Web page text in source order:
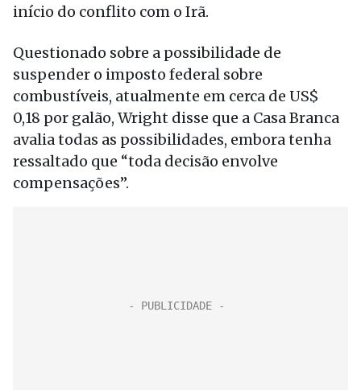
início do conflito com o Irã.
Questionado sobre a possibilidade de
suspender o imposto federal sobre
combustíveis, atualmente em cerca de US$
0,18 por galão, Wright disse que a Casa Branca
avalia todas as possibilidades, embora tenha
ressaltado que “toda decisão envolve
compensações”.